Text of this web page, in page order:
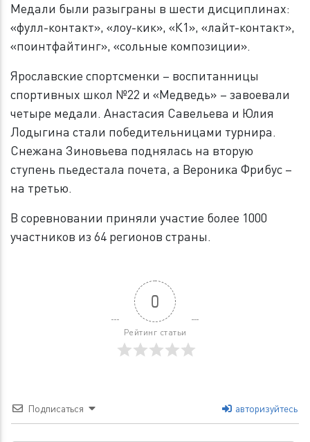
Медали были разыграны в шести дисциплинах:
«фулл-контакт», «лоу-кик», «К1», «лайт-контакт»,
«поинтфайтинг», «сольные композиции».
Ярославские спортсменки – воспитанницы
спортивных школ №22 и «Медведь» – завоевали
четыре медали. Анастасия Савельева и Юлия
Лодыгина стали победительницами турнира.
Снежана Зиновьева поднялась на вторую
ступень пьедестала почета, а Вероника Фрибус –
на третью.
В соревновании приняли участие более 1000
участников из 64 регионов страны.
0
Рейтинг статьи
Подписаться авторизуйтесь